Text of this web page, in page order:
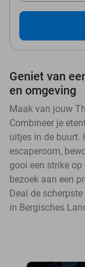
Geniet van
en omgeving
Maak van jouw
Combineer je
uitjes in de buurt.
escaperoom,
gooi een strike
bezoek aan een
Deal de
in Bergisches